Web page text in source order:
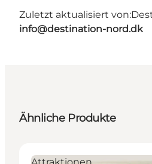
Zuletzt aktualisiert von:
info@destination-nord.dk
Ähnliche Produkte